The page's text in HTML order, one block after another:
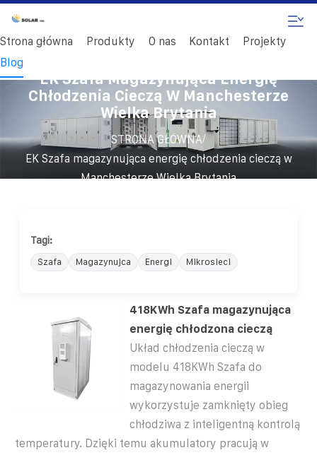
Strona główna Produkty O nas Kontakt
Projekty
Blog
EK Szafa Magazynująca Energię
Chłodzenia Cieczą W Manchesterze
Wielka Brytania
STRONA GŁÓWNA/
EK Szafa magazynująca energię chłodzenia cieczą w
Manchesterze Wielka Brytania
Tagi:
Szafa Magazynujca Energi Mikrosieci
418KWh Szafa magazynująca
energię chłodzona cieczą
Układ chłodzenia cieczą w
modelu 418KWh Szafa do
magazynowania energii
wykorzystuje zamknięty obieg
chłodziwa z inteligentną kontrolą
temperatury. Dzięki temu akumulatory pracują w